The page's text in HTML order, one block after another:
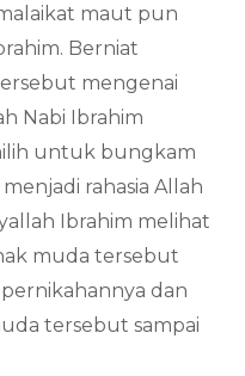
maut pun
Berniat
mengenai
Nabi Ibrahim
untuk bungkam
rahasia Allah
Ibrahim melihat
muda tersebut
dan
tersebut sampai